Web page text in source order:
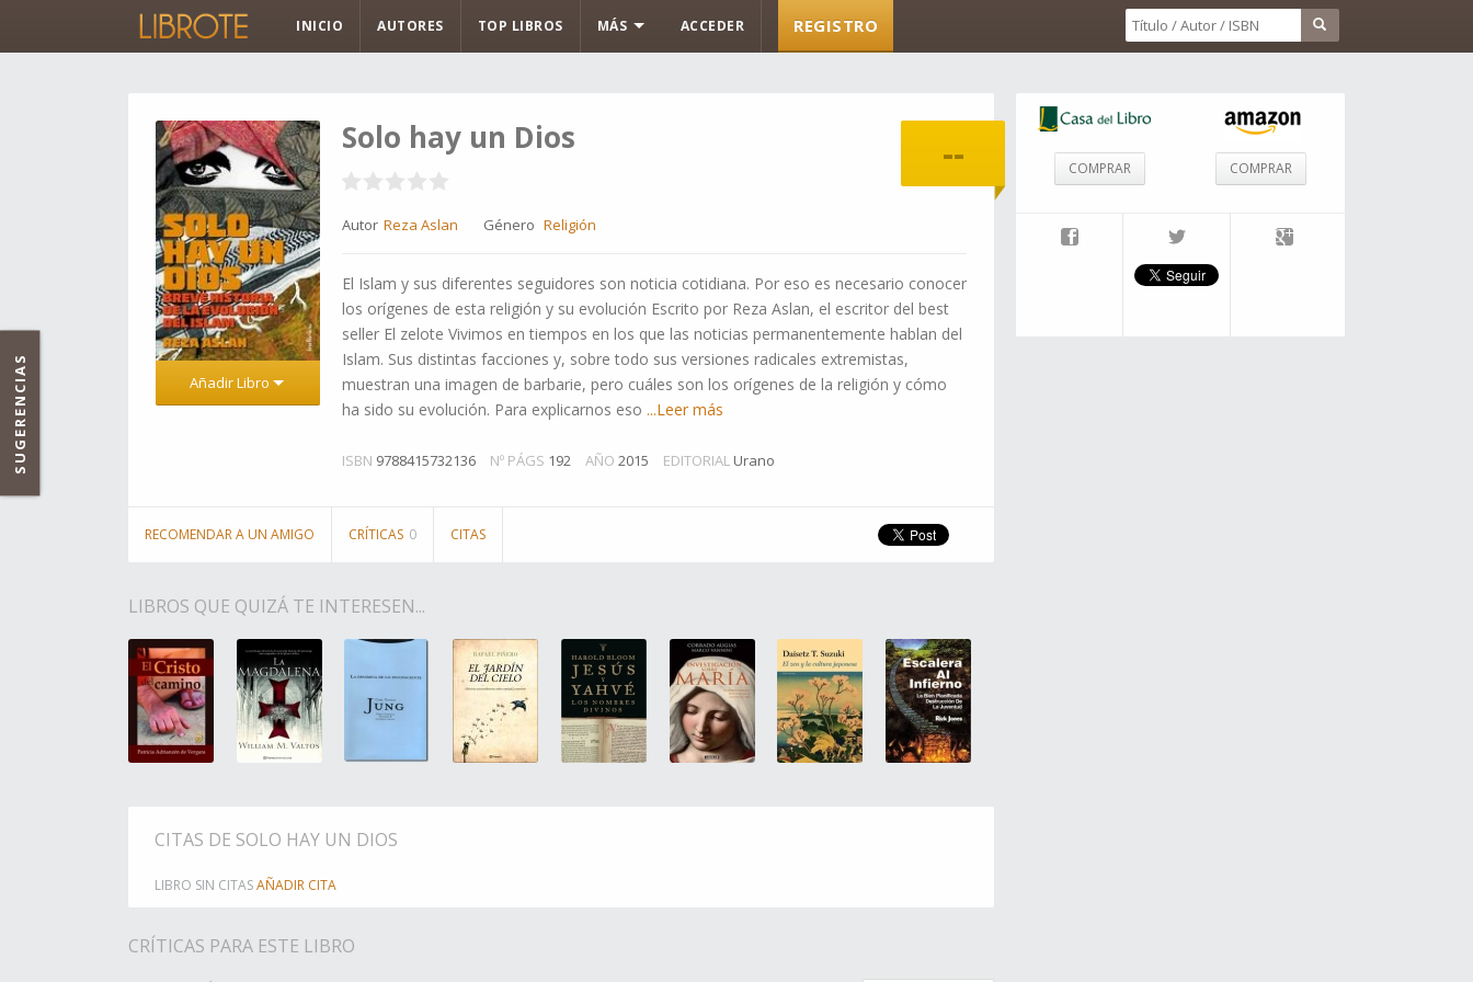
INICIO AUTORES TOP LIBROS MÁS ACCEDER REGISTRO
--
Añadir Libro
Solo hay un Dios
Autor Reza Aslan Género Religión
El Islam y sus diferentes seguidores son noticia cotidiana. Por eso es necesario conocer
los orígenes de esta religión y su evolución Escrito por Reza Aslan, el escritor del best
seller El zelote Vivimos en tiempos en los que las noticias permanentemente hablan del
Islam. Sus distintas facciones y, sobre todo sus versiones radicales extremistas,
muestran una imagen de barbarie, pero cuáles son los orígenes de la religión y cómo
ha sido su evolución. Para explicarnos eso ...Leer más
ISBN 9788415732136 Nº PÁGS 192 AÑO 2015 EDITORIAL Urano
RECOMENDAR A UN AMIGO CRÍTICAS 0 CITAS
LIBROS QUE QUIZÁ TE INTERESEN...
CITAS DE SOLO HAY UN DIOS
LIBRO SIN CITASAÑADIR CITA
CRÍTICAS PARA ESTE LIBRO
COMPRAR COMPRAR
SUGERENCIAS